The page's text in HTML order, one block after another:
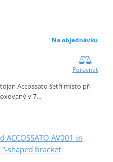
Na objednávku
Porovnať
Accossato šetří místo při
v 7…
ACCOSSATO AV001 in
shaped bracket